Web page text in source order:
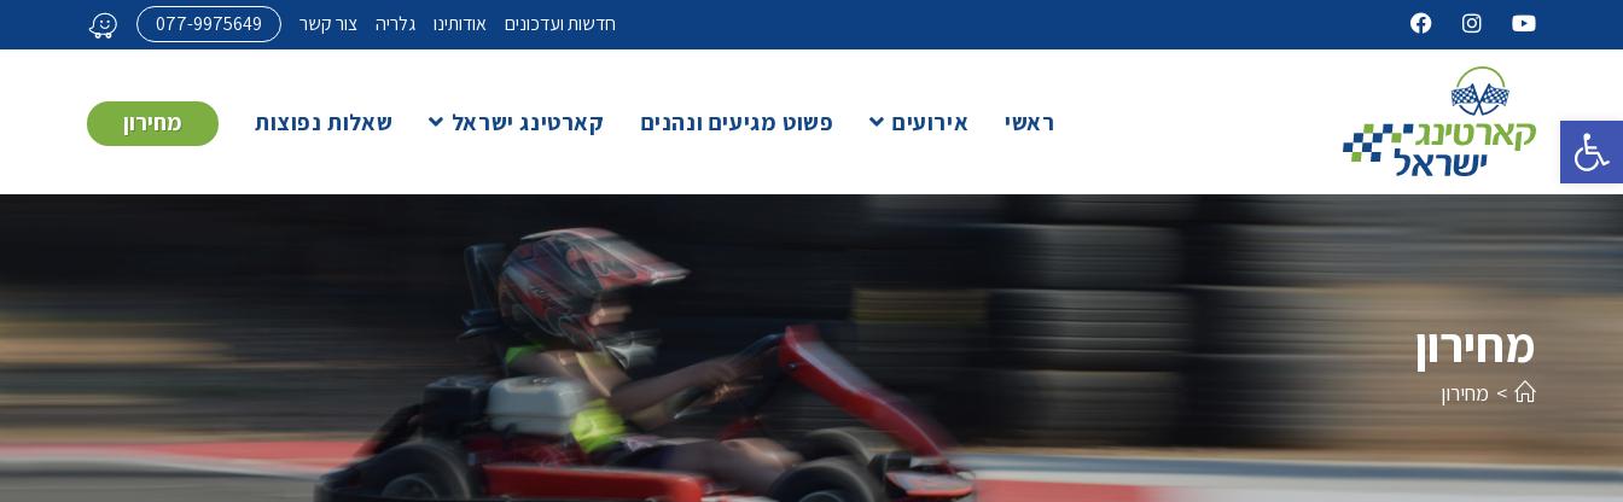
פתח סרגל נגישות
חדשות ועדכונים אודותינו גלריה צור קשר 077-9975649
ראשי אירועים פשוט מגיעים ונהנים קארטינג ישראל שאלות נפוצות מחירון
מחירון
> מחירון